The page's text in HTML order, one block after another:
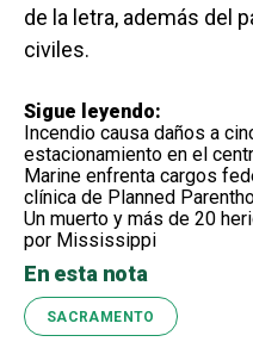
de la letra, además del
civiles.
Sigue leyendo:
Incendio causa daños a
estacionamiento en el
Marine enfrenta cargos
clínica de Planned
Un muerto y más de 20
por Mississippi
En esta nota
SACRAMENTO